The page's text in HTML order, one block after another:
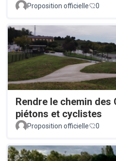
Proposition officielle 0
Rendre le chemin des
piétons et cyclistes
Proposition officielle 0